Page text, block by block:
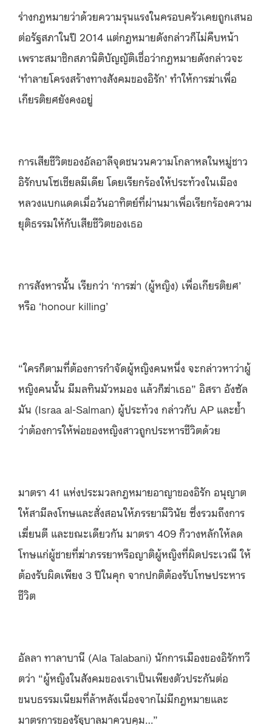
ร่างกฎหมายว่าด้วยความรุนแรงในครอบครัวเคยถูกเสนอ
ต่อรัฐสภาในปี 2014 แต่กฎหมายดังกล่าวก็ไม่คืบหน้า
เพราะสมาชิกสภานิติบัญญัติเชื่อว่ากฎหมายดังกล่าวจะ
‘ทำลายโครงสร้างทางสังคมของอิรัก’ ทำให้การฆ่าเพื่อ
เกียรติยศยังคงอยู่
การเสียชีวิตของอัลอาลีจุดชนวนความโกลาหลในหมู่ชาว
อิรักบนโซเชียลมีเดีย โดยเรียกร้องให้ประท้วงในเมือง
หลวงแบกแดดเมื่อวันอาทิตย์ที่ผ่านมาเพื่อเรียกร้องความ
ยุติธรรมให้กับเสียชีวิตของเธอ
การสังหารนั้น เรียกว่า ‘การฆ่า (ผู้หญิง) เพื่อเกียรติยศ’
หรือ ‘honour killing’
“ใครก็ตามที่ต้องการกำจัดผู้หญิงคนหนึ่ง จะกล่าวหาว่าผู้
หญิงคนนั้น มีมลทินมัวหมอง แล้วก็ฆ่าเธอ” อิสรา อังซัล
มัน (Israa al-Salman) ผู้ประท้วง กล่าวกับ AP และย้ำ
ว่าต้องการให้พ่อของหญิงสาวถูกประหารชีวิตด้วย
มาตรา 41 แห่งประมวลกฎหมายอาญาของอิรัก อนุญาต
ให้สามีลงโทษและสั่งสอนให้ภรรยามีวินัย ซึ่งรวมถึงการ
เฆี่ยนตี และขณะเดียวกัน มาตรา 409 ก็วางหลักให้ลด
โทษแก่ผู้ชายที่ฆ่าภรรยาหรือญาติผู้หญิงที่ผิดประเวณี ให้
ต้องรับผิดเพียง 3 ปีในคุก จากปกติต้องรับโทษประหาร
ชีวิต
อัลลา ทาลาบานี (Ala Talabani) นักการเมืองของอิรักทวี
ตว่า “ผู้หญิงในสังคมของเราเป็นเพียงตัวประกันต่อ
ขนบธรรมเนียมที่ล้าหลังเนื่องจากไม่มีกฎหมายและ
มาตรการของรัฐบาลมาควบคุม…”